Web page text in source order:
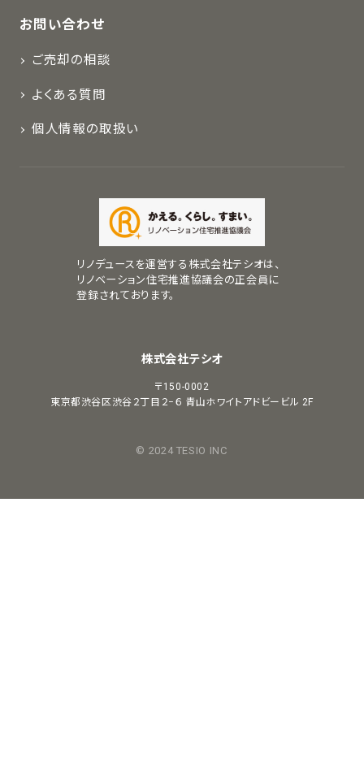
お問い合わせ
ご売却の相談
よくある質問
個人情報の取扱い
リノデュースを運営する株式会社テシオは、
リノベーション住宅推進協議会の正会員に
登録されております。
株式会社テシオ
〒150-0002
東京都渋谷区渋谷２丁目２−６ 青山ホワイトアドビービル 2F
© 2024 TESIO INC